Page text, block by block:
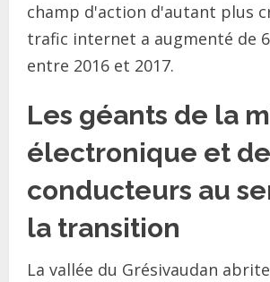
champ d'action d'autant plus
trafic internet a augmenté de
entre 2016 et 2017.
Les géants de la
électronique et
conducteurs au
la transition
La vallée du Grésivaudan